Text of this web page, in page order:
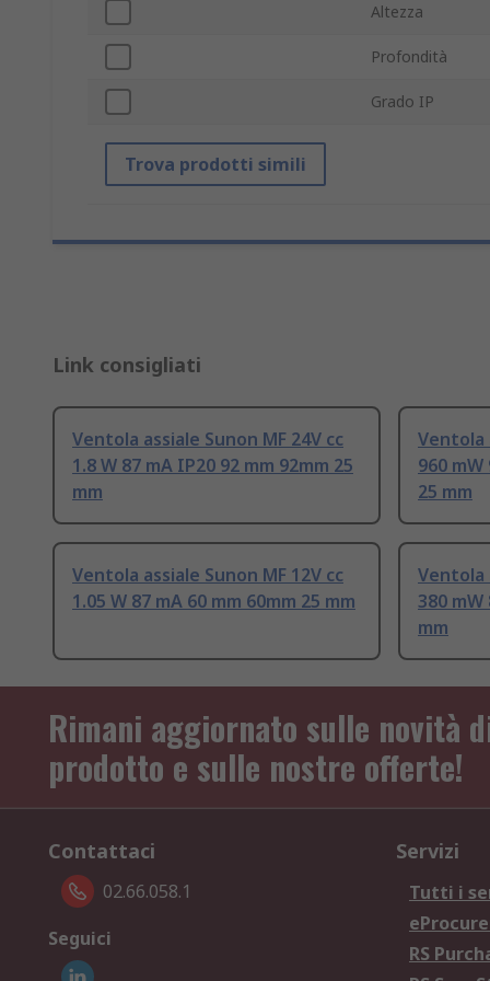
Altezza
Profondità
Grado IP
Trova prodotti simili
Link consigliati
Ventola assiale Sunon MF 24V cc
1.8 W 87 mA IP20 92 mm 92mm 25
mm
Ventola
960 mW
25 mm
Ventola assiale Sunon MF 12V cc
1.05 W 87 mA 60 mm 60mm 25 mm
Ventola
380 mW
mm
Rimani aggiornato sulle novità
prodotto e sulle nostre offerte!
Contattaci
02.66.058.1
Seguici
Servizi
Tutti i
RS